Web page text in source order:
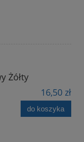
Żółty
16,50 zł
do koszyka